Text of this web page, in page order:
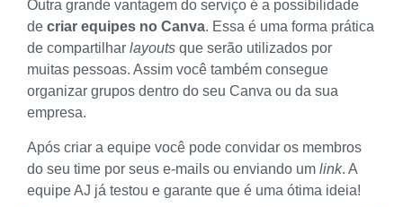
Outra grande vantagem do serviço é a possibilidade
de criar equipes no Canva. Essa é uma forma prática
de compartilhar layouts que serão utilizados por
muitas pessoas. Assim você também consegue
organizar grupos dentro do seu Canva ou da sua
empresa.
Após criar a equipe você pode convidar os membros
do seu time por seus e-mails ou enviando um link. A
equipe AJ já testou e garante que é uma ótima ideia!